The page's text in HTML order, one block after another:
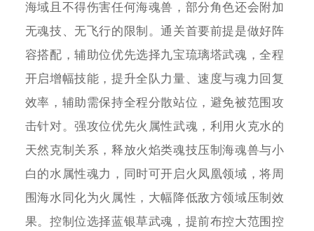
海域且不得伤害任何海魂兽，部分角色还会附加
无魂技、无飞行的限制。通关首要前提是做好阵
容搭配，辅助位优先选择九宝琉璃塔武魂，全程
开启增幅技能，提升全队力量、速度与魂力回复
效率，辅助需保持全程分散站位，避免被范围攻
击针对。强攻位优先火属性武魂，利用火克水的
天然克制关系，释放火焰类魂技压制海魂兽与小
白的水属性魂力，同时可开启火凤凰领域，将周
围海水同化为火属性，大幅降低敌方领域压制效
果。控制位选择蓝银草武魂，提前布控大范围控